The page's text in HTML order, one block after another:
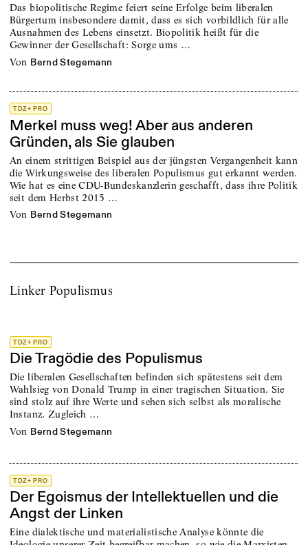
Das biopolitische Regime feiert seine Erfolge beim liberalen
Bürgertum insbesondere damit, dass es sich vorbildlich für alle
Ausnahmen des Lebens einsetzt. Biopolitik heißt für die
Gewinner der Gesellschaft: Sorge ums …
von Bernd Stegemann
TDZ+ PRO
Merkel muss weg! Aber aus anderen
Gründen, als Sie glauben
An einem strittigen Beispiel aus der jüngsten Vergangenheit kann
die Wirkungsweise des liberalen Populismus gut erkannt werden.
Wie hat es eine CDU-Bundeskanzlerin geschafft, dass ihre Politik
seit dem Herbst 2015 …
von Bernd Stegemann
Linker Populismus
TDZ+ PRO
Die Tragödie des Populismus
Die liberalen Gesellschaften befinden sich spätestens seit dem
Wahlsieg von Donald Trump in einer tragischen Situation. Sie
sind stolz auf ihre Werte und sehen sich selbst als moralische
Instanz. Zugleich …
von Bernd Stegemann
TDZ+ PRO
Der Egoismus der Intellektuellen und die
Angst der Linken
Eine dialektische und materialistische Analyse könnte die